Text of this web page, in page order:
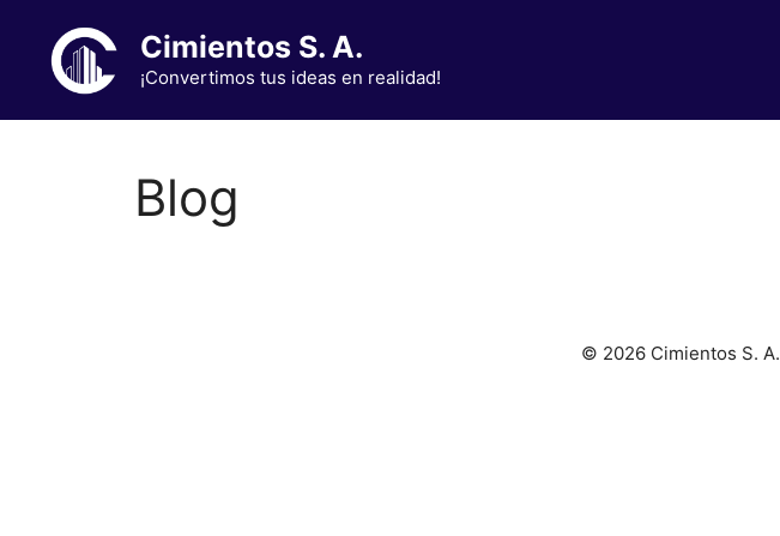
Cimientos S. A.
¡Convertimos tus ideas en realidad!
Blog
© 2026 Cimientos S. A.